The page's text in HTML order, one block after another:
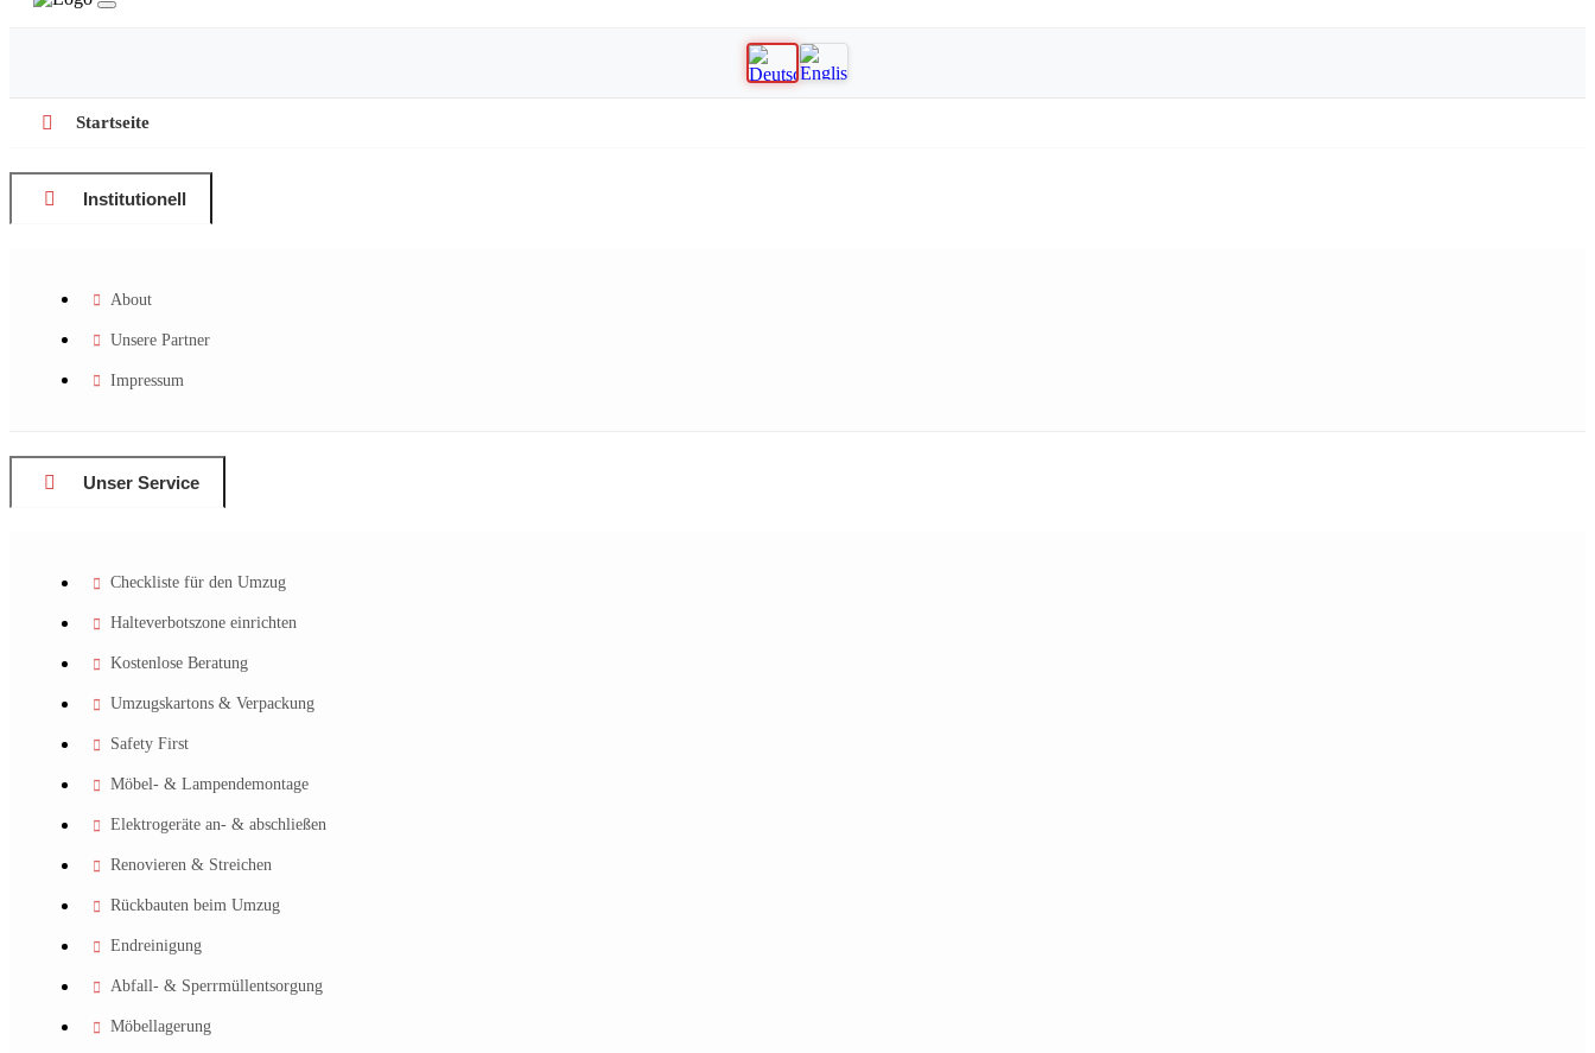
Startseite
Institutionell
About
Unsere Partner
Impressum
Unser Service
Checkliste für den Umzug
Halteverbotszone einrichten
Kostenlose Beratung
Umzugskartons & Verpackung
Safety First
Möbel- & Lampendemontage
Elektrogeräte an- & abschließen
Renovieren & Streichen
Rückbauten beim Umzug
Endreinigung
Abfall- & Sperrmüllentsorgung
Möbellagerung